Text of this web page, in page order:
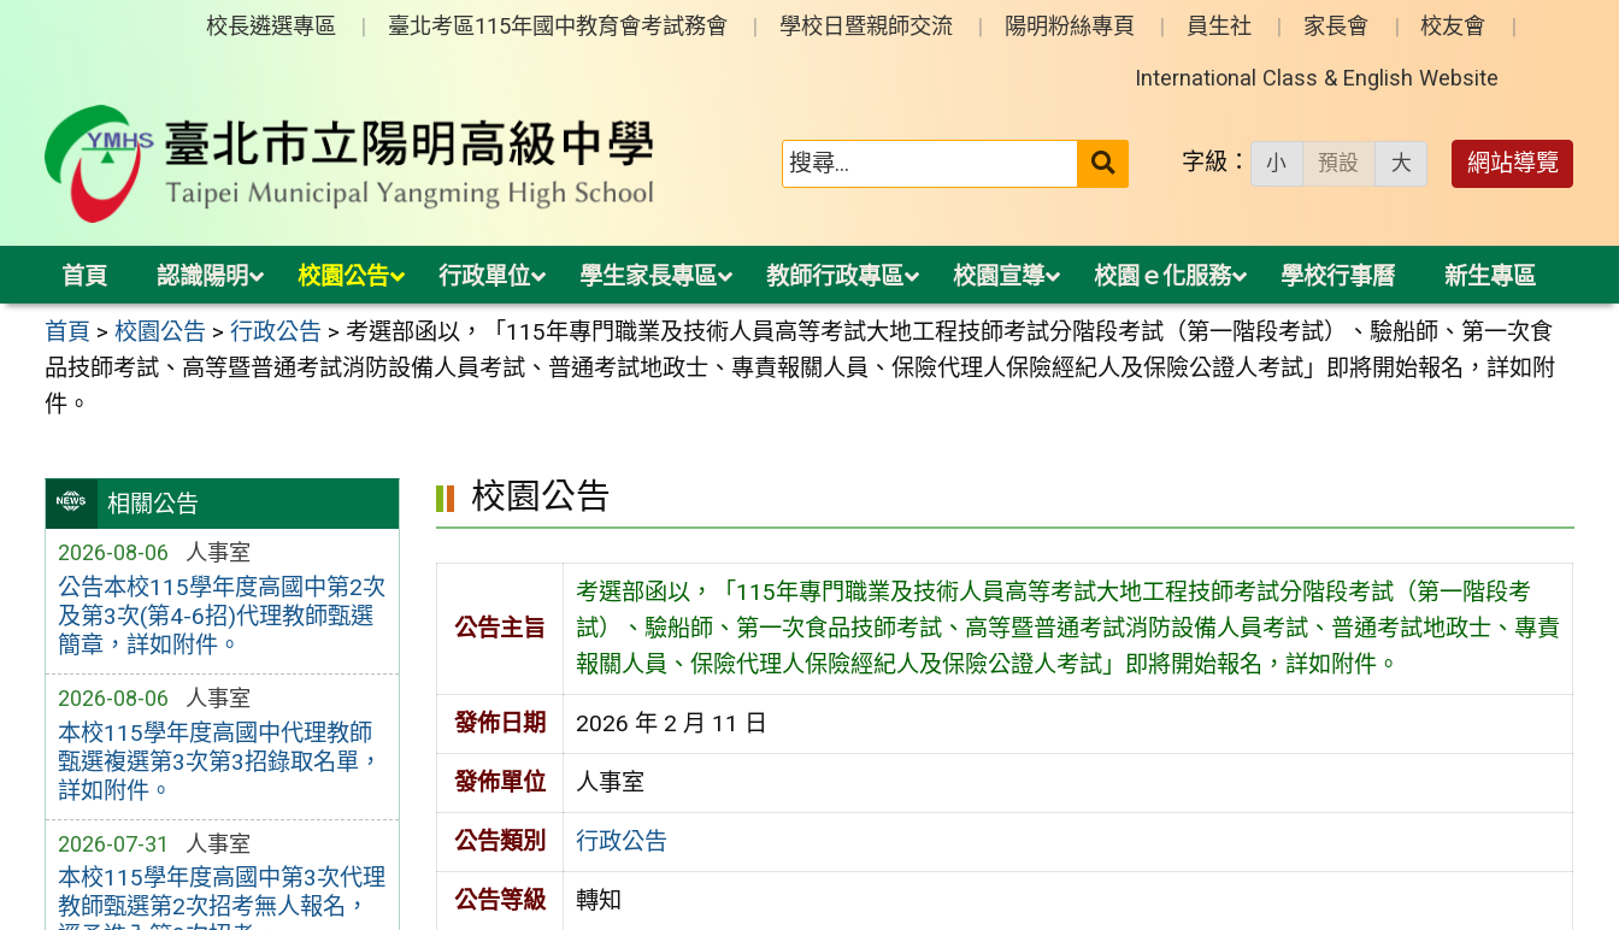
校長遴選專區 臺北考區115年國中教育會考試務會 學校日暨親師交流 陽明粉絲專頁 員生社 家長會 校友會
International Class & English Website
送出 字級： 小 預設 大 網站導覽
首頁 認識陽明 校園公告 行政單位 學生家長專區 教師行政專區 校園宣導 校園ｅ化服務 學校行事曆 新生專區
首頁 >校園公告 >行政公告 > 考選部函以，「115年專門職業及技術人員高等考試大地工程技師考試分階段考試（第一階段考試）、驗船師、第一次食
品技師考試、高等暨普通考試消防設備人員考試、普通考試地政士、專責報關人員、保險代理人保險經紀人及保險公證人考試」即將開始報名，詳如附
件。
相關公告
2026-08-06 人事室
公告本校115學年度高國中第2次
及第3次(第4-6招)代理教師甄選
簡章，詳如附件。
2026-08-06 人事室
本校115學年度高國中代理教師
甄選複選第3次第3招錄取名單，
詳如附件。
2026-07-31 人事室
本校115學年度高國中第3次代理
教師甄選第2次招考無人報名，
校園公告
公告主旨
考選部函以，「115年專門職業及技術人員高等考試大地工程技師考試分階段考試（第一階段考
試）、驗船師、第一次食品技師考試、高等暨普通考試消防設備人員考試、普通考試地政士、專責
報關人員、保險代理人保險經紀人及保險公證人考試」即將開始報名，詳如附件。
發佈日期 2026 年 2 月 11 日
發佈單位 人事室
公告類別 行政公告
公告等級 轉知